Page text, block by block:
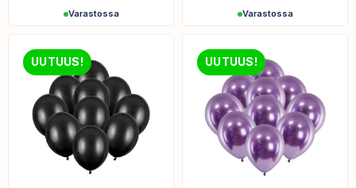
Varastossa Varastossa
UUTUUS! UUTUUS!